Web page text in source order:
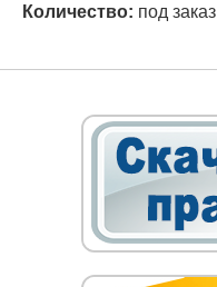
Количество: под заказ